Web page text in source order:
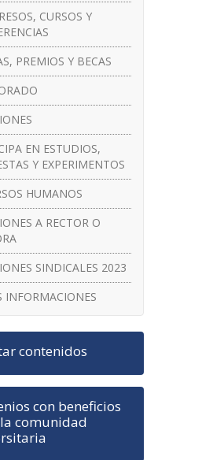
CURSOS Y
PREMIOS Y BECAS
EN ESTUDIOS,
Y EXPERIMENTOS
HUMANOS
A RECTOR O
SINDICALES 2023
INFORMACIONES
contenidos
con beneficios
comunidad